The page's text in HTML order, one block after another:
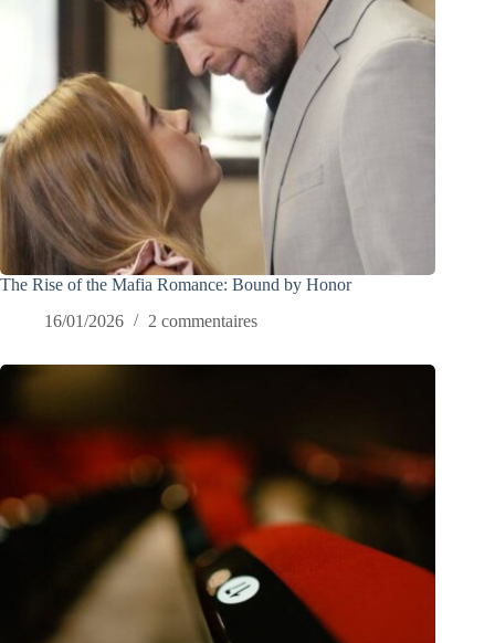
The Rise of the Mafia Romance: Bound by Honor
16/01/2026
2 commentaires